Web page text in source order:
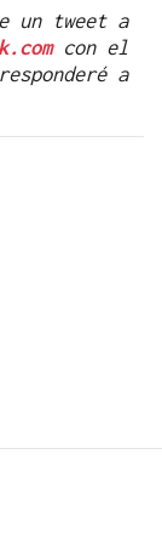
un tweet a
con el
a